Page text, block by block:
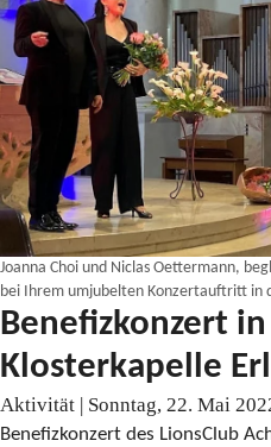
Joanna Choi und Niclas Oettermann,
bei Ihrem umjubelten Konzertauftritt in
Benefizkonzert
Klosterkapelle
Aktivität | Sonntag, 22. Mai
Benefizkonzert des LionsClub